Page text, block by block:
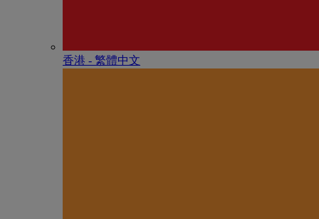
香港 - 繁體中文